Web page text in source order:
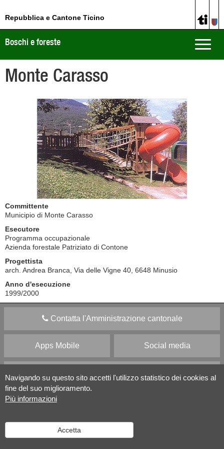
Navigando su questo sito accetti l'utilizzo statistico dei cookies al
fine del suo miglioramento.
Più informazioni
Accetta
Repubblica e Cantone Ticino
Toggle
Boschi e foreste
Monte Carasso
Committente
Municipio di Monte Carasso
Esecutore
Programma occupazionale
Azienda forestale Patriziato di Contone
Progettista
arch. Andrea Branca, Via delle Vigne 40, 6648 Minusio
Anno d'esecuzione
1999/2000
Contatta l'Amministrazione cantonale
Apps Mobile Social media
Versione desktop